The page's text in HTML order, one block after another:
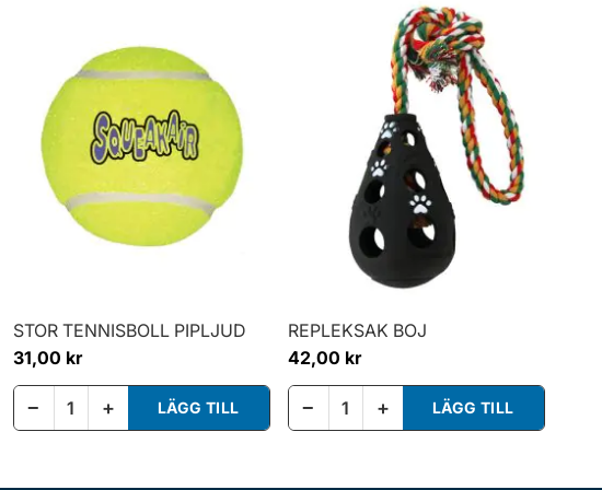
STOR TENNISBOLL PIPLJUD
31,00 kr
− + LÄGG TILL
REPLEKSAK BOJ
42,00 kr
− + LÄGG TILL